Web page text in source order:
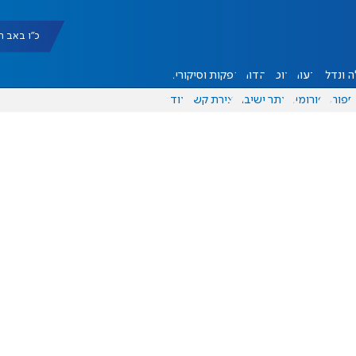
כ"ו באב
ונדל"ן דעות אוכל יהדות הפקות וסיקורים
ספורט פורומים אתר ישיבה יצירת קשר עוד